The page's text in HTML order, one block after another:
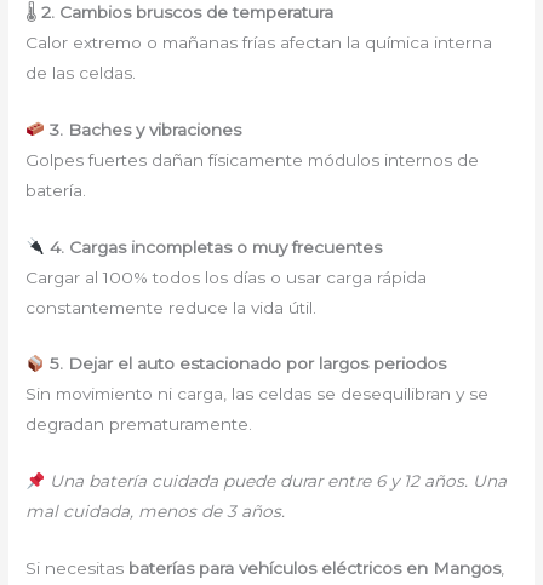
🌡2. Cambios bruscos de temperatura
Calor extremo o mañanas frías afectan la química interna
de las celdas.
3. Baches y vibraciones
Golpes fuertes dañan físicamente módulos internos de
batería.
4. Cargas incompletas o muy frecuentes
Cargar al 100% todos los días o usar carga rápida
constantemente reduce la vida útil.
5. Dejar el auto estacionado por largos periodos
Sin movimiento ni carga, las celdas se desequilibran y se
degradan prematuramente.
Una batería cuidada puede durar entre 6 y 12 años. Una
mal cuidada, menos de 3 años.
Si necesitas baterías para vehículos eléctricos en Mangos,